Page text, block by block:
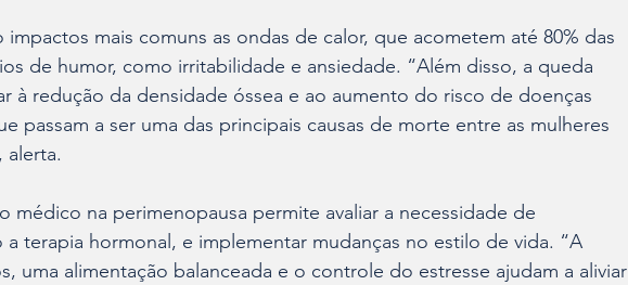
mais comuns as ondas de calor, que acometem até 80% das
de humor, como irritabilidade e ansiedade. “Além disso, a queda
à redução da densidade óssea e ao aumento do risco de doenças
passam a ser uma das principais causas de morte entre as mulheres
alerta.
médico na perimenopausa permite avaliar a necessidade de
terapia hormonal, e implementar mudanças no estilo de vida. “A
uma alimentação balanceada e o controle do estresse ajudam a aliviar